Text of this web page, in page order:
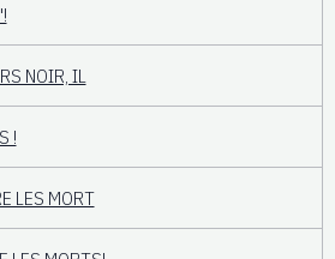
NOIR, IL
!
LES MORT